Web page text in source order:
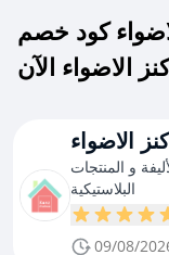
كود خصم
الاضواء
و المنتجات
البلاستيكية